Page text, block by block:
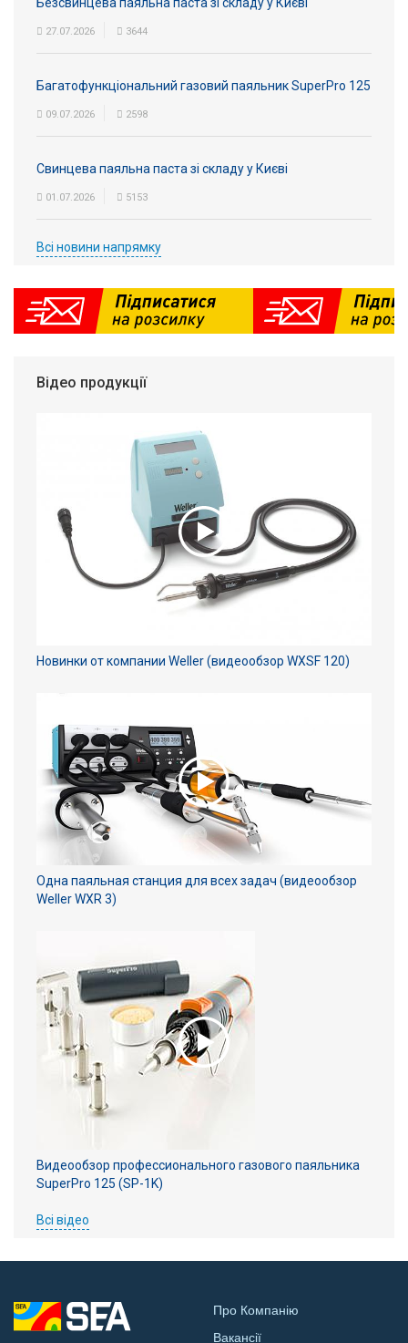
Блог
27.07.2026 3644
Багатофункціональний газовий паяльник SuperPro 125
09.07.2026 2598
Свинцева паяльна паста зі складу у Києві
01.07.2026 5153
Всі новини напрямку
Відео продукції
Новинки от компании Weller (видеообзор WXSF 120)
Одна паяльная станция для всех задач (видеообзор
Weller WXR 3)
Видеообзор профессионального газового паяльника
SuperPro 125 (SP-1K)
Всі відео
Про Компанію
Вакансії